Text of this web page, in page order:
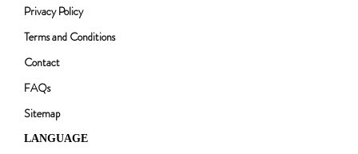
Privacy Policy
Terms and Conditions
Contact
FAQs
Sitemap
LANGUAGE